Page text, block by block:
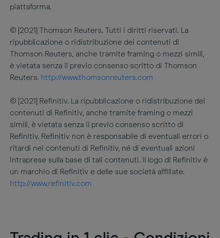
piattaforma.
© [2021] Thomson Reuters. Tutti i diritti riservati. La
ripubblicazione o ridistribuzione dei contenuti di
Thomson Reuters, anche tramite framing o mezzi simili,
è vietata senza il previo consenso scritto di Thomson
Reuters. http://www.thomsonreuters.com
© [2021] Refinitiv. La ripubblicazione o ridistribuzione dei
contenuti di Refinitiv, anche tramite framing o mezzi
simili, è vietata senza il previo consenso scritto di
Refinitiv. Refinitiv non è responsabile di eventuali errori o
ritardi nei contenuti di Refinitiv, né di eventuali azioni
intraprese sulla base di tali contenuti. Il logo di Refinitiv è
un marchio di Refinitiv e delle sue società affiliate.
http://www.refinitiv.com